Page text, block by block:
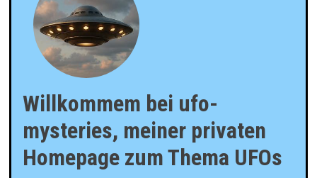
Willkommem bei ufo-
mysteries, meiner privaten
Homepage zum Thema UFOs